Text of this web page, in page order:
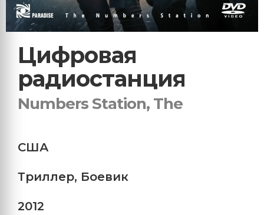
Цифровая
радиостанция
Numbers Station, The
США
Триллер, Боевик
2012